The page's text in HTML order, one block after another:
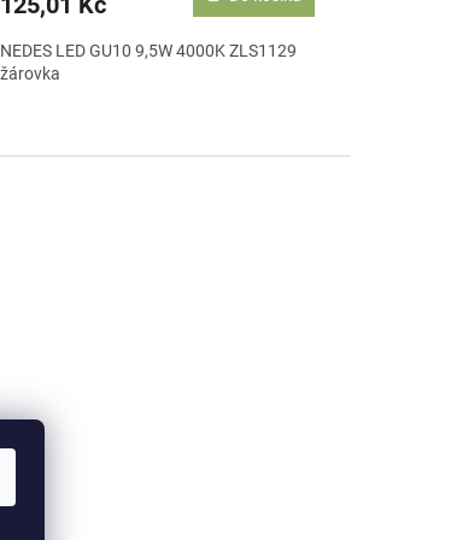
NEDES LED GU10 9,5W 4000K ZLS1129
žárovka